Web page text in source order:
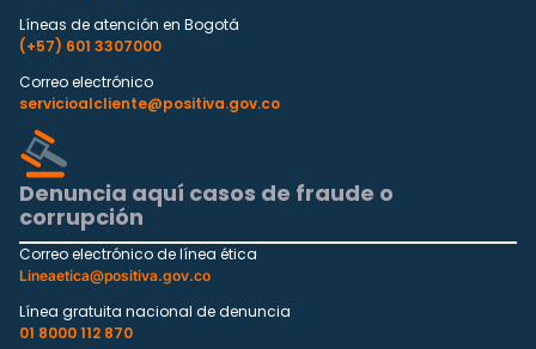
Líneas de atención en Bogotá
(+57) 601 3307000
Correo electrónico
servicioalcliente@positiva.gov.co
Denuncia aquí casos de fraude o
corrupción
Correo electrónico de línea ética
Lineaetica@positiva.gov.co
Línea gratuita nacional de denuncia
01 8000 112 870